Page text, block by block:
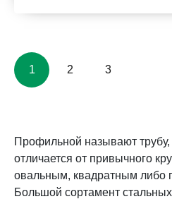
1 2 3
Профильной называют трубу,
отличается от привычного
овальным, квадратным либо
Большой сортамент